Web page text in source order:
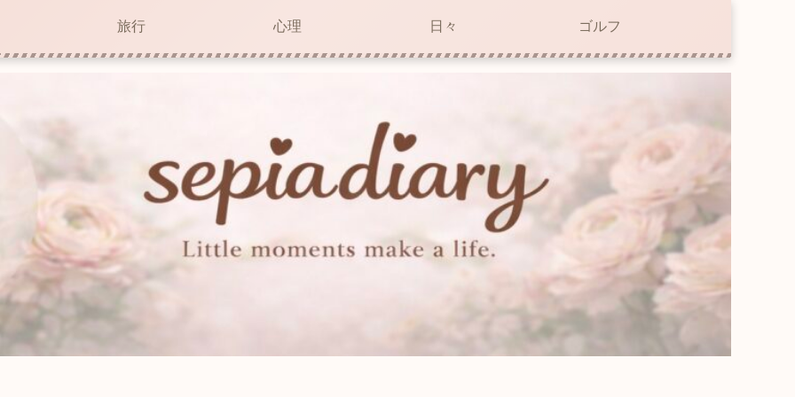
旅行 心理 日々 ゴルフ